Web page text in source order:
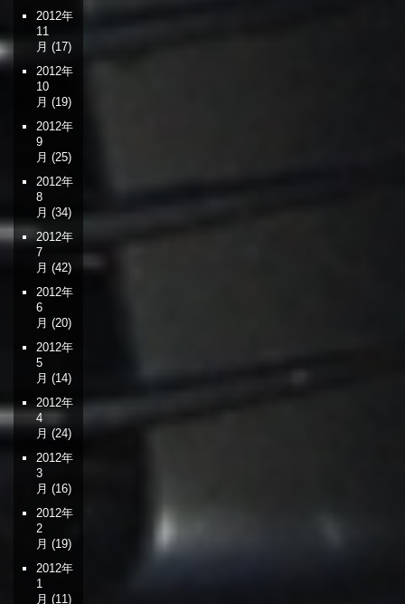
2012年
11
月 (17)
2012年
10
月 (19)
2012年
9
月 (25)
2012年
8
月 (34)
2012年
7
月 (42)
2012年
6
月 (20)
2012年
5
月 (14)
2012年
4
月 (24)
2012年
3
月 (16)
2012年
2
月 (19)
2012年
1
月 (11)